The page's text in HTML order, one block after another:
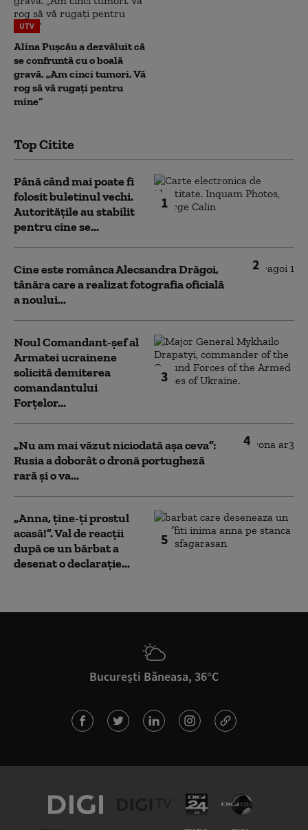
UTV
Alina Pușcău a dezvăluit că
se confruntă cu o boală
gravă. „Am cinci tumori. Vă
rog să vă rugați pentru
mine”
Top Citite
1
Până când mai poate fi
folosit buletinul vechi.
Autoritățile au stabilit
pentru cine se...
2
Cine este românca Alecsandra Drăgoi,
tânăra care a realizat fotografia oficială
a noului...
3
Noul Comandant-șef al
Armatei ucrainene
solicită demiterea
comandantului
Forțelor...
4
„Nu am mai văzut niciodată așa ceva”:
Rusia a doborât o dronă portugheză
rară și o va...
5
„Anna, ţine-ţi prostul
acasă!”. Val de reacții
după ce un bărbat a
desenat o declarație...
București Băneasa, 36°C